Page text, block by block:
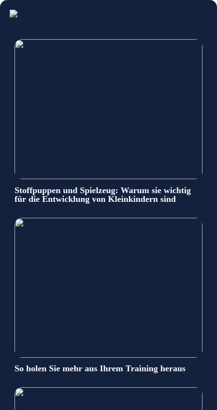
Stoffpuppen und Spielzeug: Warum sie wichtig
für die Entwicklung von Kleinkindern sind
So holen Sie mehr aus Ihrem Training heraus